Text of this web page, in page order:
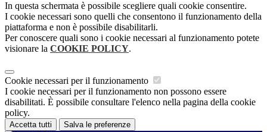
In questa schermata è possibile scegliere quali cookie consentire.
I cookie necessari sono quelli che consentono il funzionamento della
piattaforma e non è possibile disabilitarli.
Per conoscere quali sono i cookie necessari al funzionamento potete
visionare la COOKIE POLICY.
Cookie necessari per il funzionamento
I cookie necessari per il funzionamento non possono essere
disabilitati. È possibile consultare l'elenco nella pagina della cookie
policy.
Accetta tutti Salva le preferenze